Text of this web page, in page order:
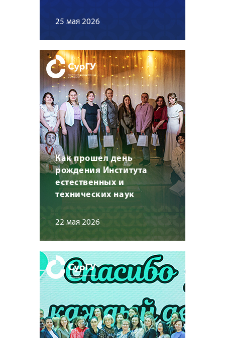
25 мая 2026
Как прошел день
рождения Института
естественных и
технических наук
22 мая 2026